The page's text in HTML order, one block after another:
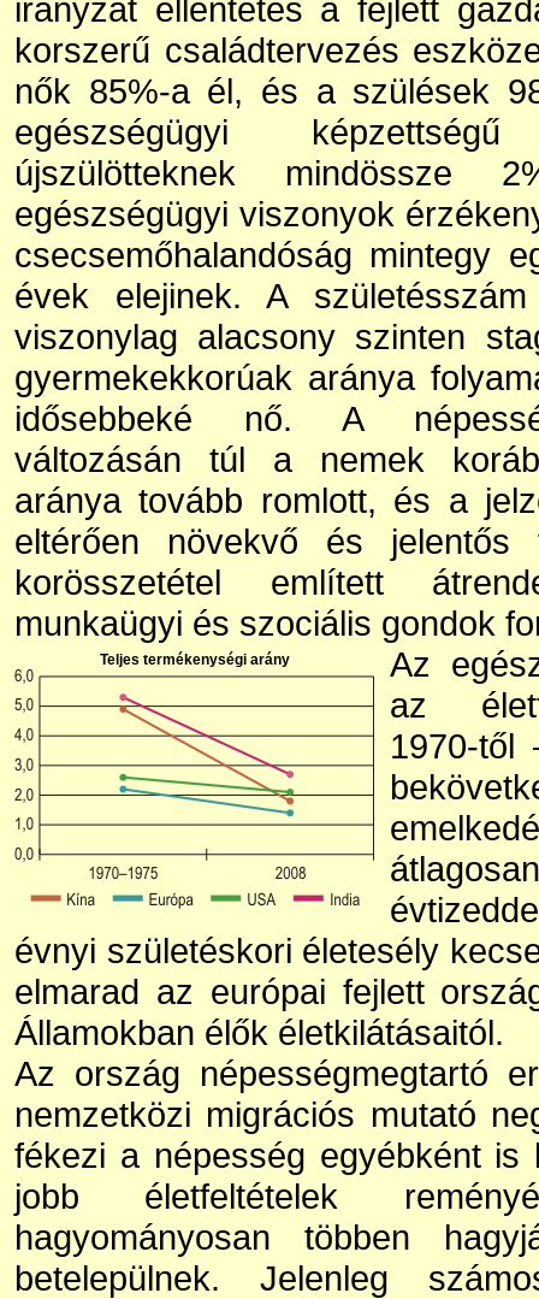
irányzat ellentétes a fejlett
korszerű családtervezés
nők 85%-a él, és a szülések
egészségügyi
újszülötteknek mindössze
egészségügyi viszonyok
csecsemőhalandóság mintegy
évek elejinek. A
viszonylag alacsony szinten
gyermekekkorúak aránya
idősebbeké nő. A
változásán túl a nemek
aránya tovább romlott, és a
eltérően növekvő és jelentős
korösszetétel említett
munkaügyi és szociális gondok
Teljes termékenységi arány
Az
az
1970-től
évnyi születéskori életesély
elmarad az európai fejlett
Államokban élők életkilátásaitól.
Az ország népességmegtartó
nemzetközi migrációs mutató
fékezi a népesség egyébként is
jobb életfeltételek
hagyományosan többen
betelepülnek. Jelenleg